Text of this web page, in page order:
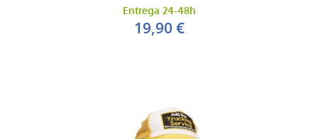
Entrega 24-48h
19,90 €